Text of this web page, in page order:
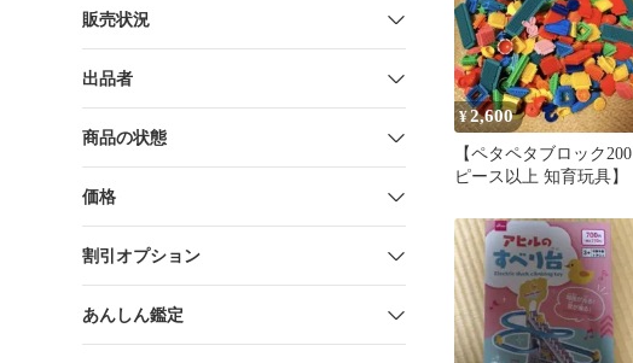
販売状況
出品者
商品の状態
価格
割引オプション
あんしん鑑定
¥2,600
【ペタペタブロック200
ピース以上 知育玩具】